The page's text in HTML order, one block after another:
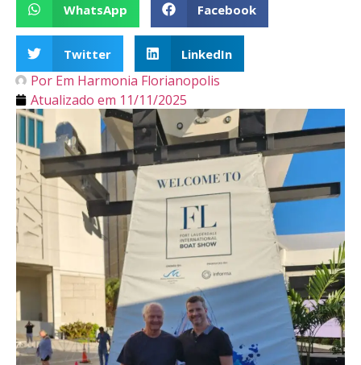
WhatsApp Facebook
Twitter LinkedIn
Por Em Harmonia Florianopolis
Atualizado em 11/11/2025